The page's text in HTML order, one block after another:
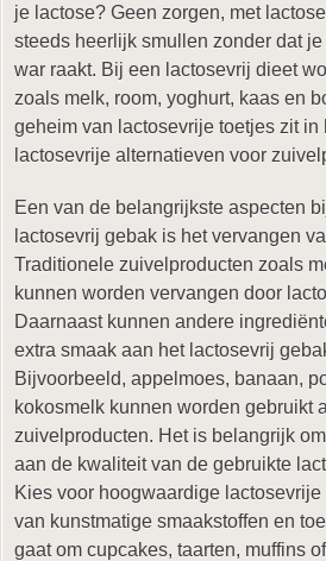
je lactose? Geen zorgen, met
steeds heerlijk smullen zonder dat
war raakt. Bij een lactosevrij dieet
zoals melk, room, yoghurt, kaas en
geheim van lactosevrije toetjes zit in
lactosevrije alternatieven voor
Een van de belangrijkste aspecten
lactosevrij gebak is het vervangen
Traditionele zuivelproducten zoals
kunnen worden vervangen door
Daarnaast kunnen andere
extra smaak aan het lactosevrij
Bijvoorbeeld, appelmoes, banaan,
kokosmelk kunnen worden gebruikt
zuivelproducten. Het is belangrijk
aan de kwaliteit van de gebruikte
Kies voor hoogwaardige
van kunstmatige smaakstoffen en
gaat om cupcakes, taarten, muffins